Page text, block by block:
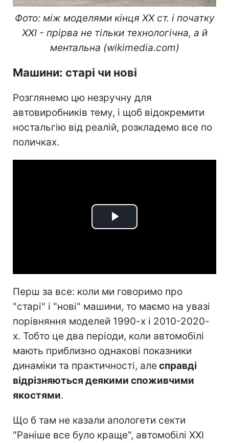
Фото: між моделями кінця ХХ ст. і початку
ХХІ - прірва не тільки технологічна, а й
ментальна (wikimedia.com)
Машини: старі чи нові
Розглянемо цю незручну для
автовиробників тему, і щоб відокремити
ностальгію від реалій, розкладемо все по
поличках.
Play
Перш за все: коли ми говоримо про
"старі" і "нові" машини, то маємо на увазі
порівняння моделей 1990-х і 2010-2020-
х. Тобто це два періоди, коли автомобілі
мають приблизно однакові показники
динаміки та практичності, але справді
відрізняються деякими споживчими
якостями.
Що б там не казали апологети секти
"Раніше все було краще", автомобілі ХХІ